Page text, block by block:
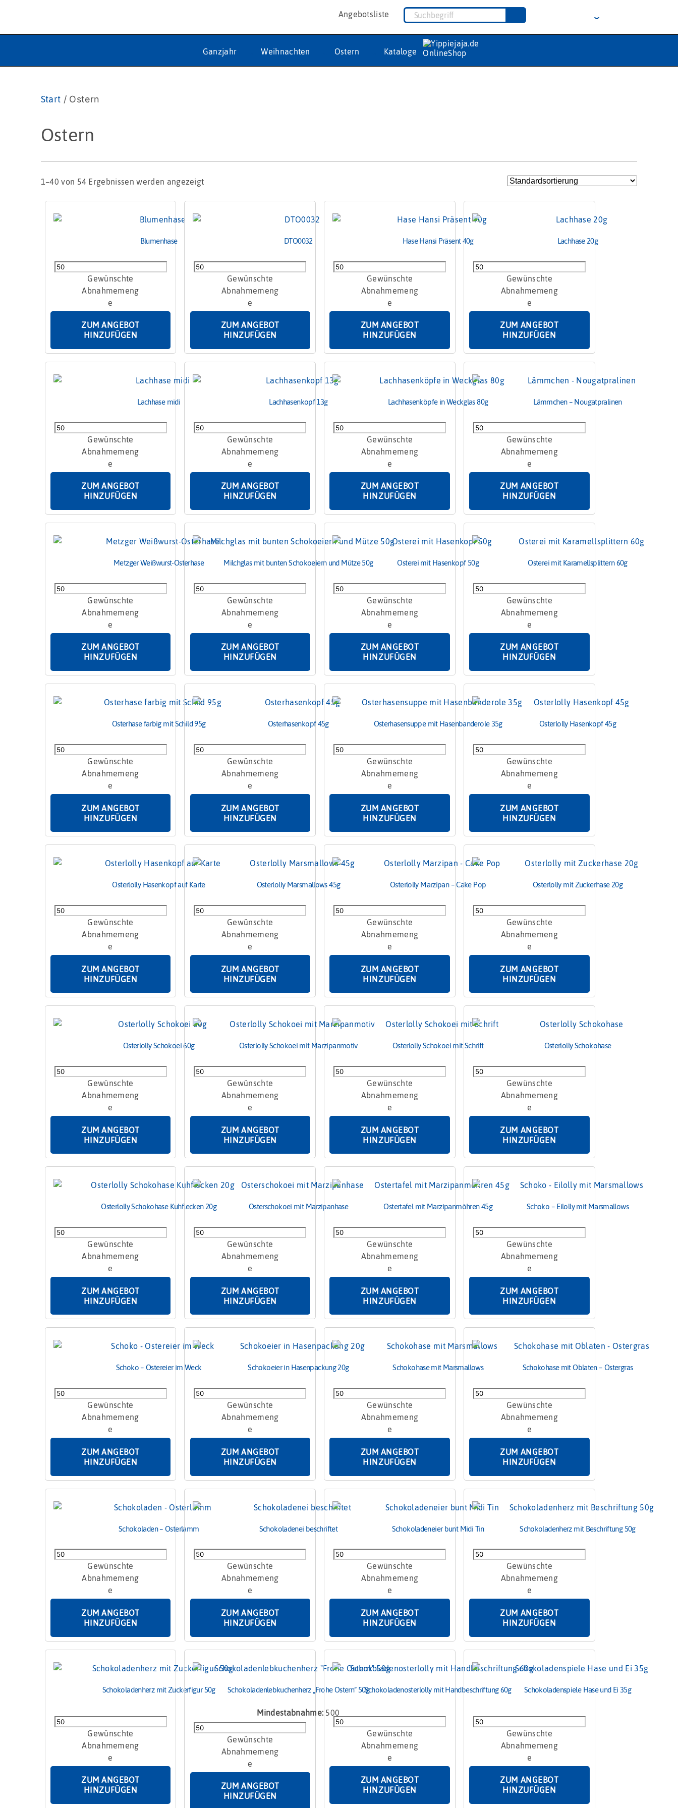
Angebotsliste
Ganzjahr Weihnachten Ostern Kataloge
Start / Ostern
Ostern
1–40 von 54 Ergebnissen werden angezeigt
Blumenhase
Blumenhase
ZUM ANGEBOT
HINZUFÜGEN
DTO0032
DTO0032
ZUM ANGEBOT
HINZUFÜGEN
Hase Hansi Präsent 40g
Hase
Menge
ZUM ANGEBOT
HINZUFÜGEN
Lachhase 20g
Lachhase
ZUM ANGEBOT
HINZUFÜGEN
Lachhase midi
Lachhase
ZUM ANGEBOT
HINZUFÜGEN
Lachhasenkopf 13g
Lachhasenkopf
ZUM ANGEBOT
HINZUFÜGEN
Lachhasenköpfe in Weckglas 80g
Lachhasenköpfe
Weckglas
Menge
ZUM ANGEBOT
HINZUFÜGEN
Lämmchen – Nougatpralinen
Lämmchen
Nougatpralinen
ZUM ANGEBOT
HINZUFÜGEN
Metzger Weißwurst-Osterhase
Metzger
Weißwurst-
Osterhase
ZUM ANGEBOT
HINZUFÜGEN
Milchglas mit bunten Schokoeiern und Mütze 50g
Milchglas
und
Menge
ZUM ANGEBOT
HINZUFÜGEN
Osterei mit Hasenkopf 50g
Osterei
Hasenkopf
Menge
ZUM ANGEBOT
HINZUFÜGEN
Osterei mit Karamellsplittern 60g
Osterei
Karamellsplittern
Menge
ZUM ANGEBOT
HINZUFÜGEN
Osterhase farbig mit Schild 95g
Osterhase
95g
ZUM ANGEBOT
HINZUFÜGEN
Osterhasenkopf 45g
Osterhasenkopf
ZUM ANGEBOT
HINZUFÜGEN
Osterhasensuppe mit Hasenbanderole 35g
Osterhasensuppe
Hasenbanderole
Menge
ZUM ANGEBOT
HINZUFÜGEN
Osterlolly Hasenkopf 45g
Osterlolly
Hasenkopf
ZUM ANGEBOT
HINZUFÜGEN
Osterlolly Hasenkopf auf Karte
Osterlolly
Hasenkopf
Menge
ZUM ANGEBOT
HINZUFÜGEN
Osterlolly Marsmallows 45g
Osterlolly
Marsmallows
ZUM ANGEBOT
HINZUFÜGEN
Osterlolly Marzipan – Cake Pop
Osterlolly
Pop
ZUM ANGEBOT
HINZUFÜGEN
Osterlolly mit Zuckerhase 20g
Osterlolly
Zuckerhase
Menge
ZUM ANGEBOT
HINZUFÜGEN
Osterlolly Schokoei 60g
Osterlolly
ZUM ANGEBOT
HINZUFÜGEN
Osterlolly Schokoei mit Marzipanmotiv
Osterlolly
Menge
ZUM ANGEBOT
HINZUFÜGEN
Osterlolly Schokoei mit Schrift
Osterlolly
Menge
ZUM ANGEBOT
HINZUFÜGEN
Osterlolly Schokohase
Osterlolly
Schokohase
ZUM ANGEBOT
HINZUFÜGEN
Osterlolly Schokohase Kuhflecken 20g
Osterlolly
Schokohase
Kuhflecken
Menge
ZUM ANGEBOT
HINZUFÜGEN
Osterschokoei mit Marzipanhase
Osterschokoei
Marzipanhase
ZUM ANGEBOT
HINZUFÜGEN
Ostertafel mit Marzipanmöhren 45g
Ostertafel
Marzipanmöhren
Menge
ZUM ANGEBOT
HINZUFÜGEN
Schoko – Eilolly mit Marsmallows
Schoko
Marsmallows
ZUM ANGEBOT
HINZUFÜGEN
Schoko – Ostereier im Weck
Schoko
Ostereier
Weck
ZUM ANGEBOT
HINZUFÜGEN
Schokoeier in Hasenpackung 20g
Schokoeier
Hasenpackung
Menge
ZUM ANGEBOT
HINZUFÜGEN
Schokohase mit Marsmallows
Schokohase
Marsmallows
ZUM ANGEBOT
HINZUFÜGEN
Schokohase mit Oblaten – Ostergras
Schokohase
Ostergras
ZUM ANGEBOT
HINZUFÜGEN
Schokoladen – Osterlamm
Schokoladen
Osterlamm
ZUM ANGEBOT
HINZUFÜGEN
Schokoladenei beschriftet
Schokoladenei
beschriftet
ZUM ANGEBOT
HINZUFÜGEN
Schokoladeneier bunt Midi Tin
Schokoladeneier
Menge
ZUM ANGEBOT
HINZUFÜGEN
Schokoladenherz mit Beschriftung 50g
Schokoladenherz
Beschriftung
Menge
ZUM ANGEBOT
HINZUFÜGEN
Schokoladenherz mit Zuckerfigur 50g
Schokoladenherz
Zuckerfigur
Menge
ZUM ANGEBOT
HINZUFÜGEN
Schokoladenlebkuchenherz „Frohe Ostern“ 50g
Mindestabnahme: 500
Schokoladenlebkuchenherz
Menge
ZUM ANGEBOT
HINZUFÜGEN
Schokoladenosterlolly mit Handbeschriftung 60g
Schokoladenosterlolly
Handbeschriftung
Menge
ZUM ANGEBOT
HINZUFÜGEN
Schokoladenspiele Hase und Ei 35g
Schokoladenspiele
35g
ZUM ANGEBOT
HINZUFÜGEN